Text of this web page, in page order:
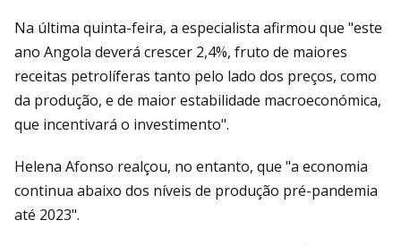
Na última quinta-feira, a especialista afirmou que "este
ano Angola deverá crescer 2,4%, fruto de maiores
receitas petrolíferas tanto pelo lado dos preços, como
da produção, e de maior estabilidade macroeconómica,
que incentivará o investimento".
Helena Afonso realçou, no entanto, que "a economia
continua abaixo dos níveis de produção pré-pandemia
até 2023".